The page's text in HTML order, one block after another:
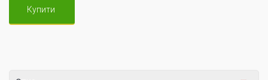
Купити